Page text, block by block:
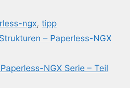
ngx,tipp
– Paperless-NGX
NGX Serie – Teil